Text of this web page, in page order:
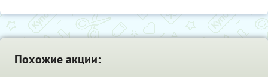
Похожие акции: